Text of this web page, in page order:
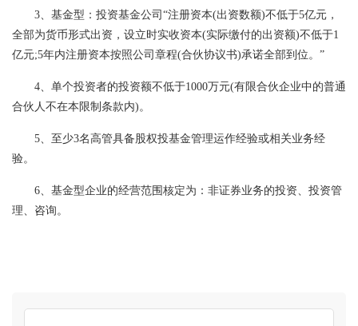
3、基金型：投资基金公司“注册资本(出资数额)不低于5亿元，
全部为货币形式出资，设立时实收资本(实际缴付的出资额)不低于1
亿元;5年内注册资本按照公司章程(合伙协议书)承诺全部到位。”
4、单个投资者的投资额不低于1000万元(有限合伙企业中的普通
合伙人不在本限制条款内)。
5、至少3名高管具备股权投基金管理运作经验或相关业务经
验。
6、基金型企业的经营范围核定为：非证券业务的投资、投资管
理、咨询。